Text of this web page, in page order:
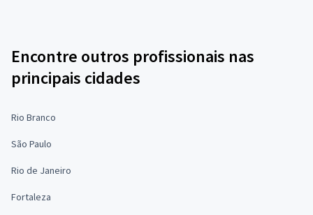
Encontre outros profissionais nas
principais cidades
Rio Branco
São Paulo
Rio de Janeiro
Fortaleza